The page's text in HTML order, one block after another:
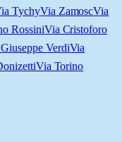
TychyVia ZamoscVia
RossiniVia Cristoforo
VerdiVia
Via Torino